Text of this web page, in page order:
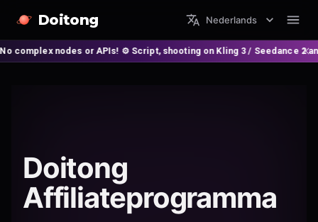
Doitong Nederlands
or APIs! ⚙️ Script, shooting on Kling 3 / Seedance 2 and auto-
Doitong
Affiliateprogramma